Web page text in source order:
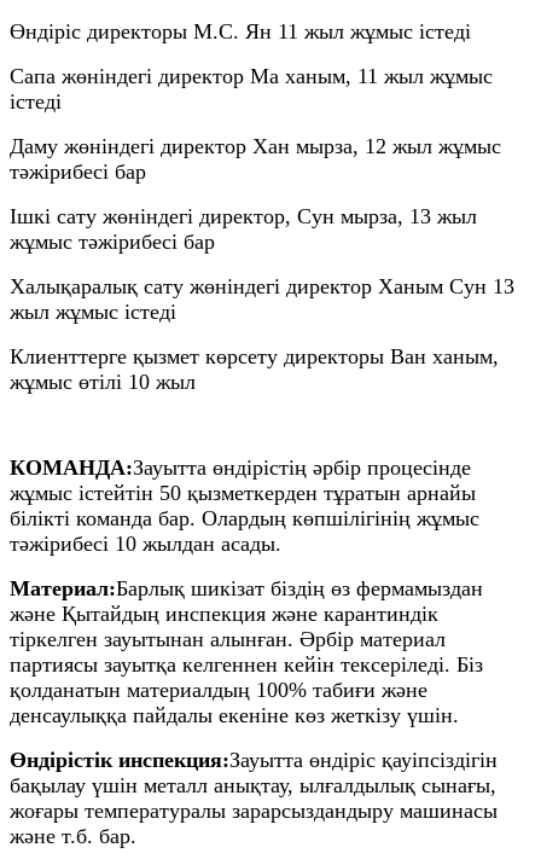
Өндіріс директоры М.С. Ян 11 жыл жұмыс істеді
Сапа жөніндегі директор Ма ханым, 11 жыл жұмыс
істеді
Даму жөніндегі директор Хан мырза, 12 жыл жұмыс
тәжірибесі бар
Ішкі сату жөніндегі директор, Сун мырза, 13 жыл
жұмыс тәжірибесі бар
Халықаралық сату жөніндегі директор Ханым Сун 13
жыл жұмыс істеді
Клиенттерге қызмет көрсету директоры Ван ханым,
жұмыс өтілі 10 жыл
КОМАНДА:Зауытта өндірістің әрбір процесінде
жұмыс істейтін 50 қызметкерден тұратын арнайы
білікті команда бар. Олардың көпшілігінің жұмыс
тәжірибесі 10 жылдан асады.
Материал:Барлық шикізат біздің өз фермамыздан
және Қытайдың инспекция және карантиндік
тіркелген зауытынан алынған. Әрбір материал
партиясы зауытқа келгеннен кейін тексеріледі. Біз
қолданатын материалдың 100% табиғи және
денсаулыққа пайдалы екеніне көз жеткізу үшін.
Өндірістік инспекция:Зауытта өндіріс қауіпсіздігін
бақылау үшін металл анықтау, ылғалдылық сынағы,
жоғары температуралы зарарсыздандыру машинасы
және т.б. бар.